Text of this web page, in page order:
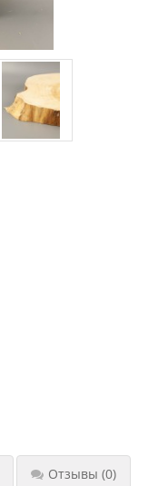
Отзывы (0)